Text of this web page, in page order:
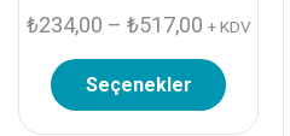
₺234,00 – ₺517,00 + KDV
Seçenekler